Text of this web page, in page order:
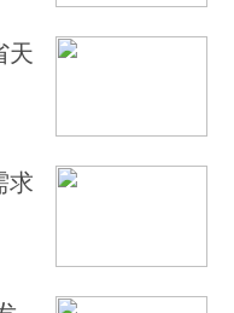
改造计划已实施改
种原因尚未落实供
用气，都将确保供
落实“压非保民”方
用气。“只要是民生
，都要无条件予以
保用气用电安全，尤
天
求